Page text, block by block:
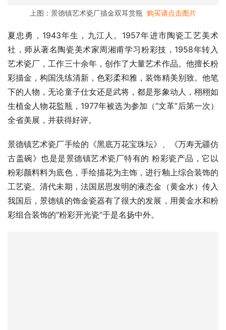
上图：景德镇艺术瓷厂描金双耳赏瓶 购买请点击图片
夏忠勇，1943年生，九江人。1957年进市陶瓷工艺美术
社，师从著名陶瓷美术家周湘甫学习粉彩技，1958年转入
艺术瓷厂，工作三十余年，创作了大量艺术作品。他擅长粉
彩描金，构国洗练清新，色彩柔和雅，装饰精美别致。他笔
下的人物，无论童子仕女还是武将，都是形象动人，栩栩如
生植金人物花監瓶，1977年被选为参加（“文革”后第一次）
全省美展，并获得好评。
景德镇艺术瓷厂手绘的《黑底万花宝珠坛》、《万寿无疆仿
古盖碗》也是是景德镇艺术瓷厂特有的 粉彩瓷产品，它以
粉彩颜料料为底色，手绘描花为主饰，进行釉上综合装饰的
工艺瓷。清代未期，法国居思发明的液态金（黄金水）传入
我国后，景德镇的饰金瓷器有了很大的发展，用黄金水和粉
彩组合装饰的“粉彩开光瓷”于是名扬中外。